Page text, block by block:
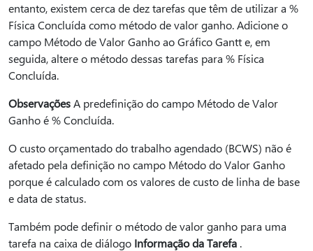
entanto, existem cerca de dez tarefas que têm de utilizar a %
Física Concluída como método de valor ganho. Adicione o
campo Método de Valor Ganho ao Gráfico Gantt e, em
seguida, altere o método dessas tarefas para % Física
Concluída.
ObservaçõesA predefinição do campo Método de Valor
Ganho é % Concluída.
O custo orçamentado do trabalho agendado (BCWS) não é
afetado pela definição no campo Método do Valor Ganho
porque é calculado com os valores de custo de linha de base
e data de status.
Também pode definir o método de valor ganho para uma
tarefa na caixa de diálogo Informação da Tarefa .